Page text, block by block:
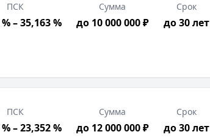
ПСК
– 35,163 %
Сумма
до 10 000 000 ₽
Срок
до 30 лет
ПСК
– 23,352 %
Сумма
до 12 000 000 ₽
Срок
до 30 лет